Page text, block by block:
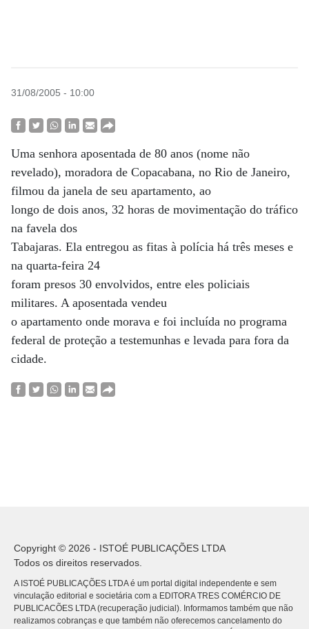
31/08/2005 - 10:00
Uma senhora aposentada de 80 anos (nome não
revelado), moradora de Copacabana, no Rio de Janeiro,
filmou da janela de seu apartamento, ao
longo de dois anos, 32 horas de movimentação do tráfico
na favela dos
Tabajaras. Ela entregou as fitas à polícia há três meses e
na quarta-feira 24
foram presos 30 envolvidos, entre eles policiais
militares. A aposentada vendeu
o apartamento onde morava e foi incluída no programa
federal de proteção a testemunhas e levada para fora da
cidade.
Copyright © 2026 - ISTOÉ PUBLICAÇÕES LTDA
Todos os direitos reservados.
A ISTOÉ PUBLICAÇÕES LTDA é um portal digital independente e sem
vinculação editorial e societária com a EDITORA TRES COMÉRCIO DE
PUBLICACÕES LTDA (recuperação judicial). Informamos também que não
realizamos cobranças e que também não oferecemos cancelamento do